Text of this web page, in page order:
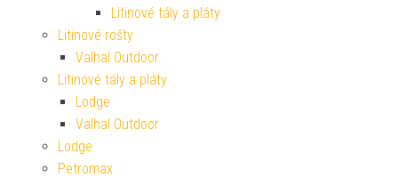
Litinové tály a pláty
Litinové rošty
Valhal Outdoor
Litinové tály a pláty
Lodge
Valhal Outdoor
Lodge
Petromax